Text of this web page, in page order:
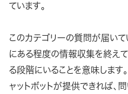
ています。
このカテゴリーの質問が届いて
にある程度の情報収集を終え
る段階にいることを意味します
ャットボットが提供できれば、